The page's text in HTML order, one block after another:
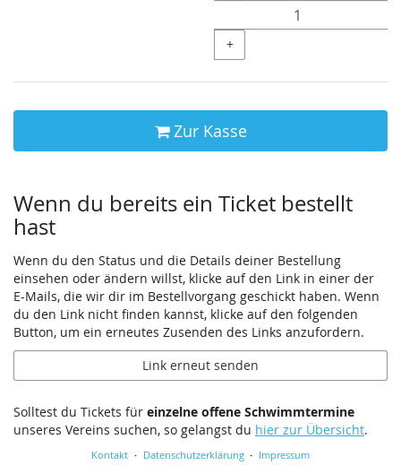
+
Zur Kasse
Wenn du bereits ein Ticket bestellt
hast
Wenn du den Status und die Details deiner Bestellung
einsehen oder ändern willst, klicke auf den Link in einer der
E-Mails, die wir dir im Bestellvorgang geschickt haben. Wenn
du den Link nicht finden kannst, klicke auf den folgenden
Button, um ein erneutes Zusenden des Links anzufordern.
Link erneut senden
Solltest du Tickets für einzelne offene Schwimmtermine
unseres Vereins suchen, so gelangst du hier zur Übersicht.
Kontakt Datenschutzerklärung
Impressum